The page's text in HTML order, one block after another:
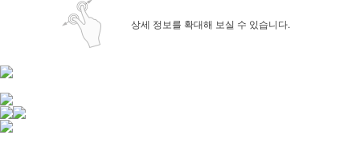
상세 정보를 확대해 보실 수 있습니다.